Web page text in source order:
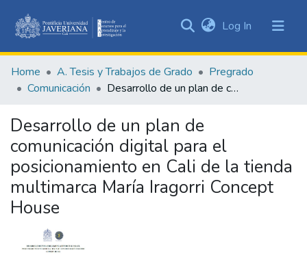
&
Collections
Statistics
Log In (current)
Home A. Tesis y Trabajos de Grado
Pregrado
Comunicación
Desarrollo de un plan de comunicación digital para el posicionamiento en Cali de la tienda multimarca María Iragorri Concept House
Desarrollo de un plan de
comunicación digital para el
posicionamiento en Cali de la tienda
multimarca María Iragorri Concept
House